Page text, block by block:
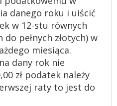
danego roku i uiścić
w 12-stu równych
pełnych złotych) w
miesiąca.
dany rok nie
zł podatek należy
raty to jest do